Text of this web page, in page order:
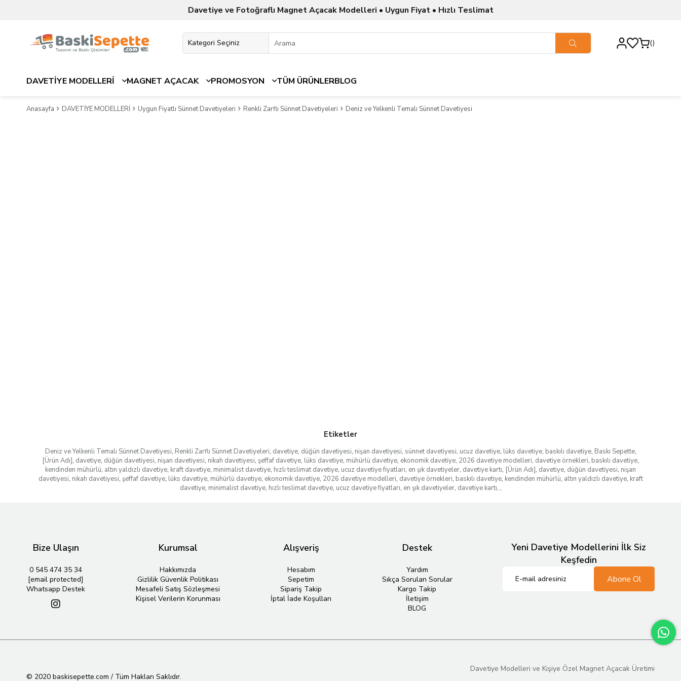
Davetiye ve Fotoğraflı Magnet Açacak Modelleri • Uygun Fiyat • Hızlı Teslimat
DAVETİYE MODELLERİ MAGNET AÇACAK PROMOSYON TÜM ÜRÜNLERBLOG
Anasayfa DAVETİYE MODELLERİ Uygun Fiyatlı Sünnet Davetiyeleri Renkli Zarflı Sünnet Davetiyeleri Deniz ve Yelkenli Temalı Sünnet Davetiyesi
Etiketler
Deniz ve Yelkenli Temalı Sünnet Davetiyesi, Renkli Zarflı Sünnet Davetiyeleri, davetiye, düğün davetiyesi, nişan davetiyesi, sünnet davetiyesi, ucuz davetiye, lüks davetiye, baskılı davetiye, Baskı Sepette,
[Ürün Adı], davetiye, düğün davetiyesi, nişan davetiyesi, nikah davetiyesi, şeffaf davetiye, lüks davetiye, mühürlü davetiye, ekonomik davetiye, 2026 davetiye modelleri, davetiye örnekleri, baskılı davetiye,
kendinden mühürlü, altın yaldızlı davetiye, kraft davetiye, minimalist davetiye, hızlı teslimat davetiye, ucuz davetiye fiyatları, en şık davetiyeler, davetiye kartı, [Ürün Adı], davetiye, düğün davetiyesi, nişan
davetiyesi, nikah davetiyesi, şeffaf davetiye, lüks davetiye, mühürlü davetiye, ekonomik davetiye, 2026 davetiye modelleri, davetiye örnekleri, baskılı davetiye, kendinden mühürlü, altın yaldızlı davetiye, kraft
davetiye, minimalist davetiye, hızlı teslimat davetiye, ucuz davetiye fiyatları, en şık davetiyeler, davetiye kartı, ,
Bize Ulaşın
0 545 474 35 34
[email protected]
Whatsapp Destek
Kurumsal
Hakkımızda
Gizlilik Güvenlik Politikası
Mesafeli Satış Sözleşmesi
Kişisel Verilerin Korunması
Alışveriş
Hesabım
Sepetim
Sipariş Takip
İptal İade Koşulları
Destek
Yardım
Sıkça Sorulan Sorular
Kargo Takip
İletişim
BLOG
Yeni Davetiye Modellerini İlk Siz
Keşfedin
Abone Ol
© 2020 baskisepette.com / Tüm Hakları Saklıdır.
Davetiye Modelleri ve Kişiye Özel Magnet Açacak Üretimi